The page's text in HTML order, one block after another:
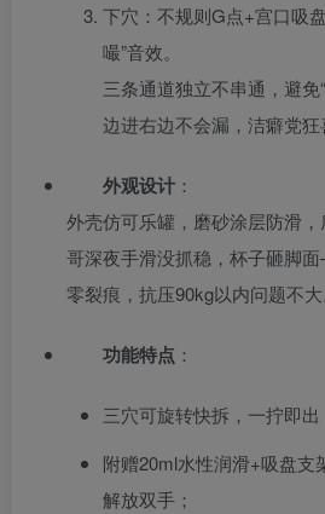
下穴：不规则G点+宫口吸
嘬”音效。
三条通道独立不串通，避
边进右边不会漏，洁癖党狂
外观设计 ：
外壳仿可乐罐，磨砂涂层防滑
哥深夜手滑没抓稳，杯子砸脚
零裂痕，抗压90kg以内问题不大
功能特点 ：
三穴可旋转快拆，一拧即出
附赠20ml水性润滑+吸盘支
解放双手；